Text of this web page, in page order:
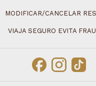
MODIFICAR/CANCELAR
VIAJA SEGURO EVITA